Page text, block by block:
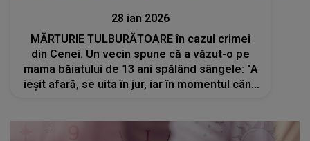
28 ian 2026
MĂRTURIE TULBURĂTOARE în cazul crimei
din Cenei. Un vecin spune că a văzut-o pe
mama băiatului de 13 ani spălând sângele: "A
ieșit afară, se uita în jur, iar în momentul când